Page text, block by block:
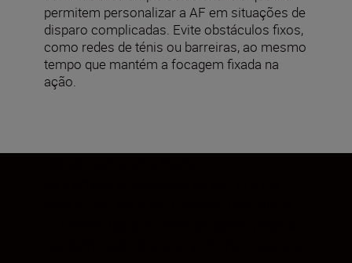
permitem personalizar a AF em situações de
disparo complicadas. Evite obstáculos fixos,
como redes de ténis ou barreiras, ao mesmo
tempo que mantém a focagem fixada na
ação.